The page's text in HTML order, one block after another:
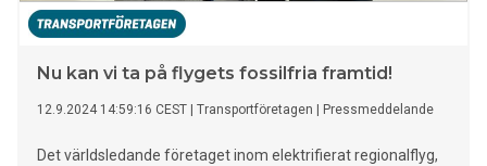
Nu kan vi ta på flygets fossilfria framtid!
12.9.2024 14:59:16 CEST Transportföretagen Pressmeddelande
Det världsledande företaget inom elektrifierat regionalflyg,